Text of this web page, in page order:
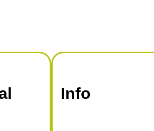
Info